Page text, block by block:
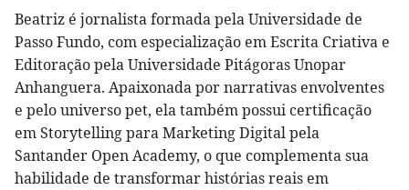
Beatriz é jornalista formada pela Universidade de
Passo Fundo, com especialização em Escrita Criativa e
Editoração pela Universidade Pitágoras Unopar
Anhanguera. Apaixonada por narrativas envolventes
e pelo universo pet, ela também possui certificação
em Storytelling para Marketing Digital pela
Santander Open Academy, o que complementa sua
habilidade de transformar histórias reais em